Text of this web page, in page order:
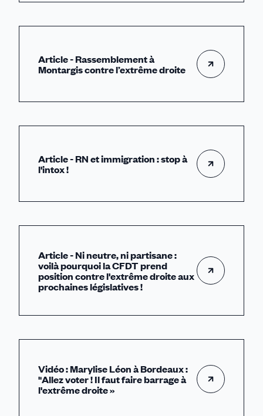
Article - Rassemblement à
Montargis contre l’extrême droite
Article - RN et immigration : stop à
l'intox !
Article - Ni neutre, ni partisane :
voilà pourquoi la CFDT prend
position contre l'extrême droite aux
prochaines législatives !
Vidéo : Marylise Léon à Bordeaux :
"Allez voter ! Il faut faire barrage à
l'extrême droite »